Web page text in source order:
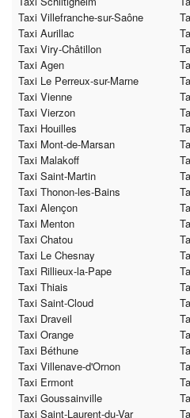
Taxi Villefranche-sur-Saône
Taxi Aurillac
Taxi Viry-Châtillon
Taxi Agen
Taxi Le Perreux-sur-Marne
Taxi Vienne
Taxi Vierzon
Taxi Houilles
Taxi Mont-de-Marsan
Taxi Malakoff
Taxi Saint-Martin
Taxi Thonon-les-Bains
Taxi Alençon
Taxi Menton
Taxi Chatou
Taxi Le Chesnay
Taxi Rillieux-la-Pape
Taxi Thiais
Taxi Saint-Cloud
Taxi Draveil
Taxi Orange
Taxi Béthune
Taxi Villenave-d'Ornon
Taxi Ermont
Taxi Goussainville
Taxi Saint-Laurent-du-Var